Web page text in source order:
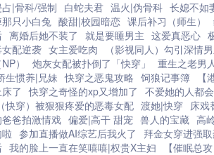
|骨科/强制 白蛇夫君 温火|伪骨科 长媳不如
只小白兔 酸甜|校园暗恋 课后补习（师生）
离婚后她不装了 就是要睡男主 这爱真恶心
配逆袭 女主爱吃肉 （影视同人）勾引深情
NP）
炮灰女配被扑倒了「快穿」 重生之老男
生惯养|兄妹 快穿之恶鬼攻略 饲狼记事簿
了
快穿之奇怪的xp又增加了 不爱她的人都
（快穿）被狠狠疼爱的恶毒女配 渡她|快穿 床戏
爸爸拍激情戏 偏爱|高干 甜宠 兽人的宝藏 高
参加直播做AI综艺后我火了 拜金女穿进强
我的脸上一直在笑嘻嘻|权贵X主妇 【催眠总